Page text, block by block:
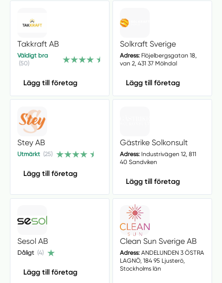
Takkraft AB
Väldigt bra
(50)
Lägg till företag
Solkraft Sverige
Adress:Flöjelbergsgatan 18,
van 2, 431 37 Mölndal
Lägg till företag
Stey AB
Utmärkt (25)
Lägg till företag
Gästrike Solkonsult
Adress:Industrivägen 12, 811
40 Sandviken
Lägg till företag
Sesol AB
Dåligt (4)
Lägg till företag
Clean Sun Sverige AB
Adress:ANDELUNDEN 3 ÖSTRA
LAGNÖ, 184 95 Ljusterö,
Stockholms län